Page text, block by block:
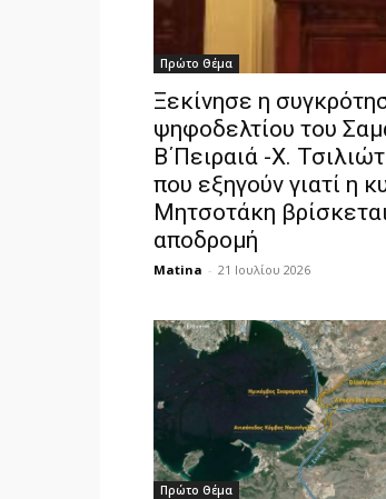
Πρώτο Θέμα
Ξεκίνησε η
ψηφοδελτίου του
Β΄Πειραιά -Χ.
που εξηγούν γιατί η
Μητσοτάκη
αποδρομή
Matina - 21 Ιουλίου 2026
Πρώτο Θέμα